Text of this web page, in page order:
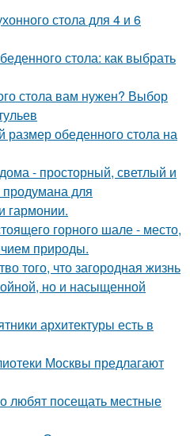
стола для 4 и 6
стола: как выбрать
стола вам нужен? Выбор
размер обеденного стола на
- просторный, светлый и
продумана для
гармонии.
горного шале - место,
природы.
того, что загородная жизнь
но и насыщенной
архитектуры есть в
Москвы предлагают
любят посещать местные